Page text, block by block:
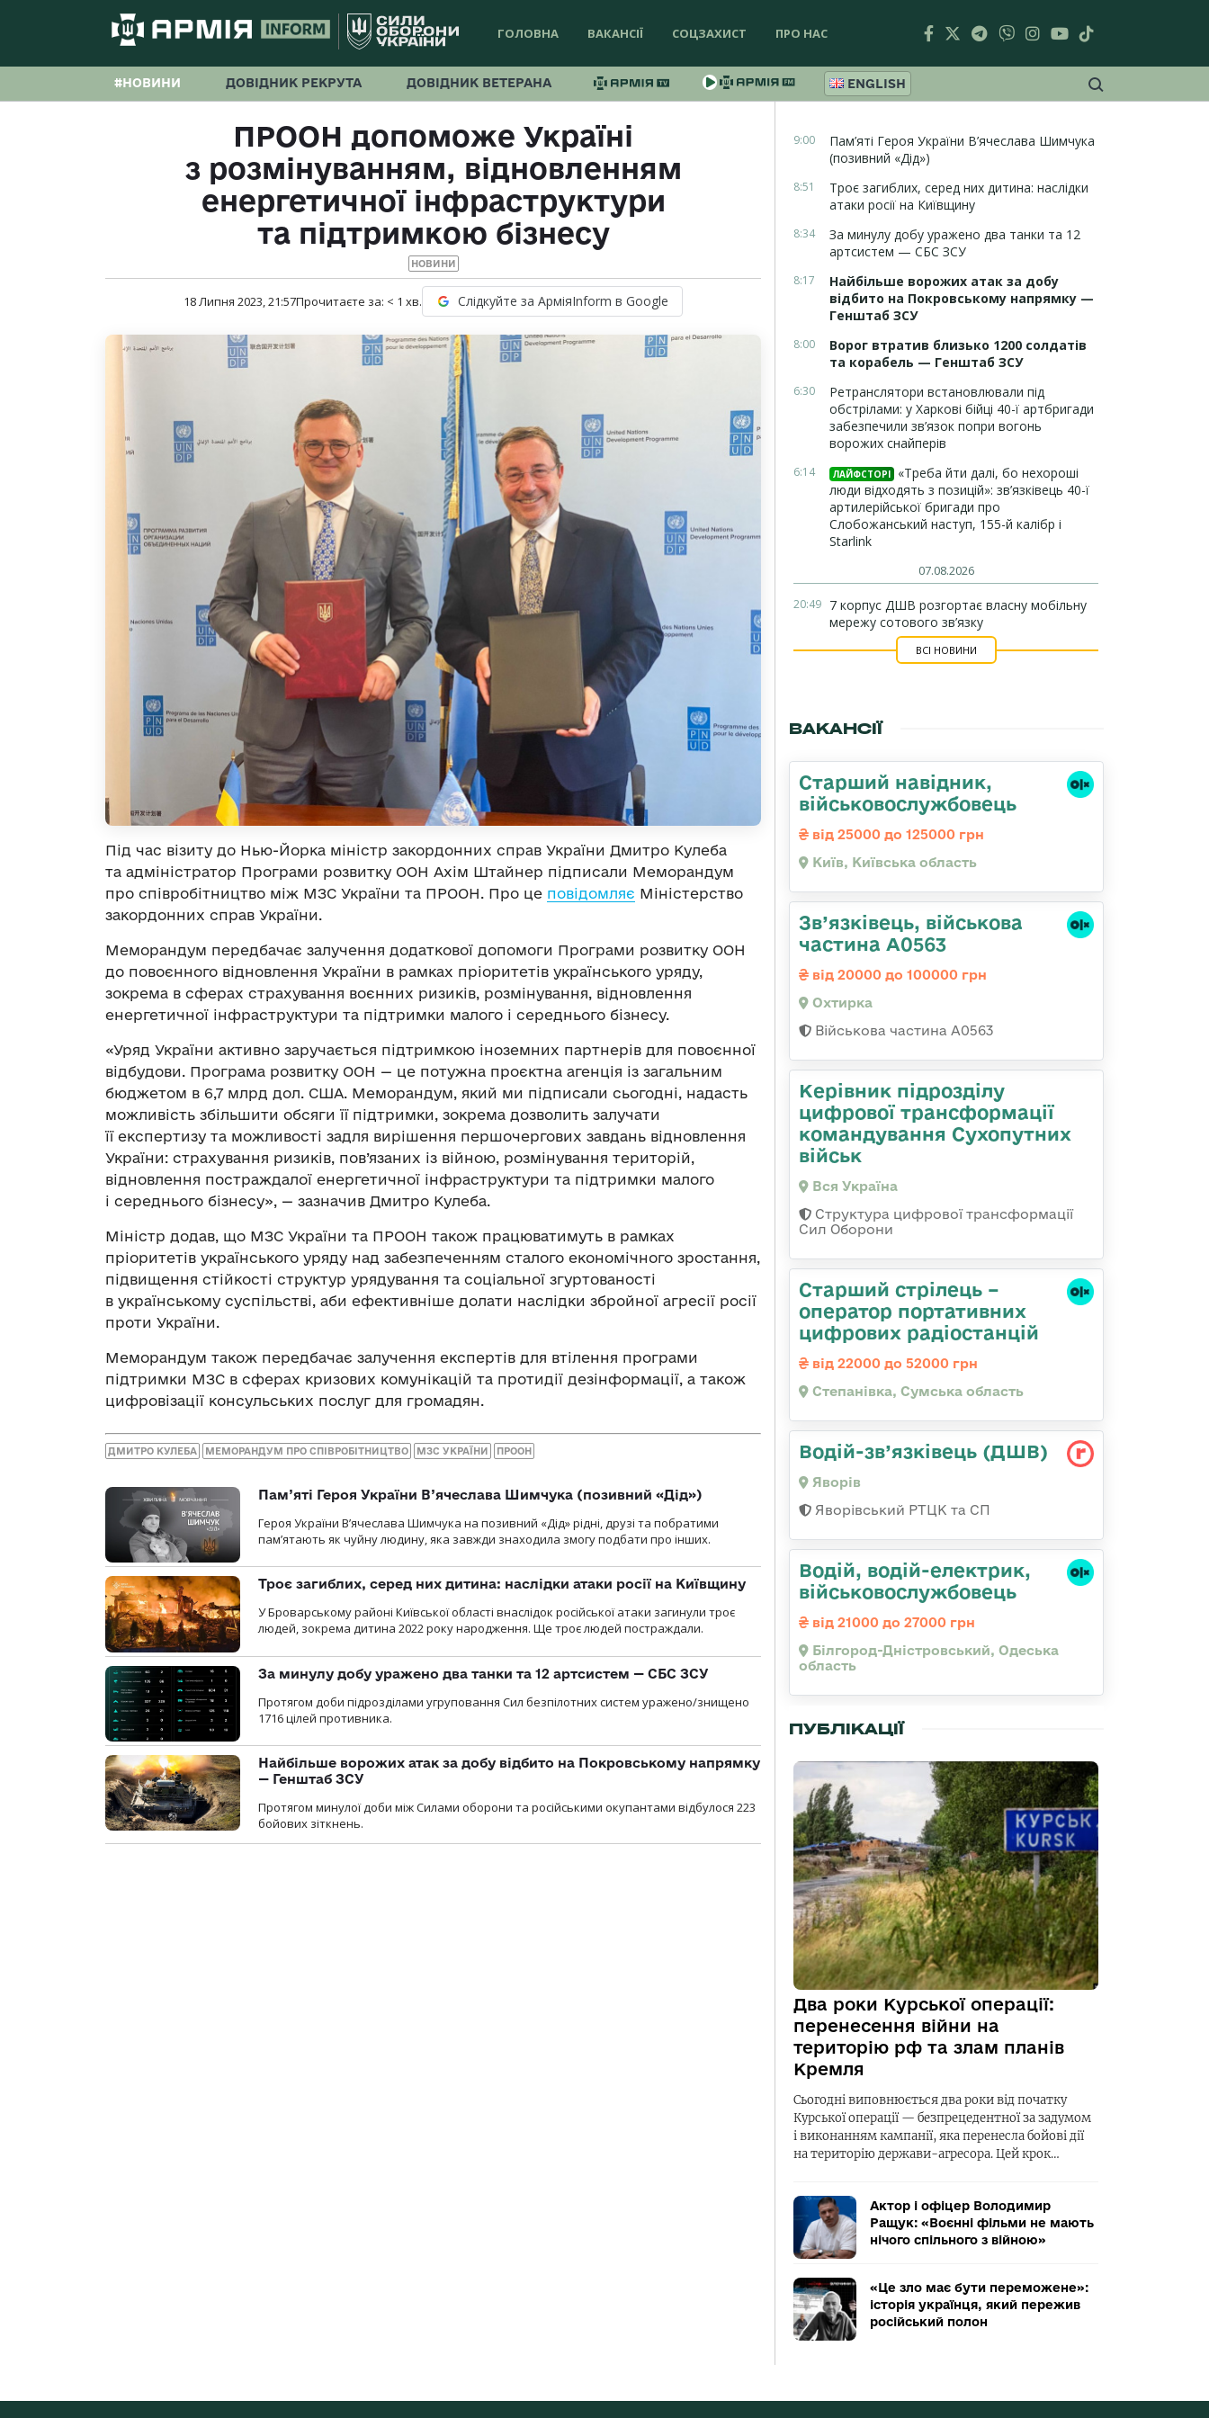
ГОЛОВНА ВАКАНСІЇ СОЦЗАХИСТ ПРО НАС
#НОВИНИ ДОВІДНИК РЕКРУТА ДОВІДНИК ВЕТЕРАНА ENGLISH
ПРООН допоможе Україні
з розмінуванням, відновленням
енергетичної інфраструктури
та підтримкою бізнесу
НОВИНИ
18 Липня 2023, 21:57Прочитаєте за: < 1 хв. Слідкуйте за АрміяInform в Google
Під час візиту до Нью-Йорка міністр закордонних справ України Дмитро Кулеба
та адміністратор Програми розвитку ООН Ахім Штайнер підписали Меморандум
про співробітництво між МЗС України та ПРООН. Про це повідомляє Міністерство
закордонних справ України.
Меморандум передбачає залучення додаткової допомоги Програми розвитку ООН
до повоєнного відновлення України в рамках пріоритетів українського уряду,
зокрема в сферах страхування воєнних ризиків, розмінування, відновлення
енергетичної інфраструктури та підтримки малого і середнього бізнесу.
«Уряд України активно заручається підтримкою іноземних партнерів для повоєнної
відбудови. Програма розвитку ООН — це потужна проєктна агенція із загальним
бюджетом в 6,7 млрд дол. США. Меморандум, який ми підписали сьогодні, надасть
можливість збільшити обсяги її підтримки, зокрема дозволить залучати
її експертизу та можливості задля вирішення першочергових завдань відновлення
України: страхування ризиків, пов’язаних із війною, розмінування територій,
відновлення постраждалої енергетичної інфраструктури та підтримки малого
і середнього бізнесу», — зазначив Дмитро Кулеба.
Міністр додав, що МЗС України та ПРООН також працюватимуть в рамках
пріоритетів українського уряду над забезпеченням сталого економічного зростання,
підвищення стійкості структур урядування та соціальної згуртованості
в українському суспільстві, аби ефективніше долати наслідки збройної агресії росії
проти України.
Меморандум також передбачає залучення експертів для втілення програми
підтримки МЗС в сферах кризових комунікацій та протидії дезінформації, а також
цифровізації консульських послуг для громадян.
ДМИТРО КУЛЕБА МЕМОРАНДУМ ПРО СПІВРОБІТНИЦТВО МЗС УКРАЇНИ ПРООН
Пам’яті Героя України В’ячеслава Шимчука (позивний «Дід»)
Героя України В’ячеслава Шимчука на позивний «Дід» рідні, друзі та побратими
пам’ятають як чуйну людину, яка завжди знаходила змогу подбати про інших.
Троє загиблих, серед них дитина: наслідки атаки росії на Київщину
У Броварському районі Київської області внаслідок російської атаки загинули троє
людей, зокрема дитина 2022 року народження. Ще троє людей постраждали.
За минулу добу уражено два танки та 12 артсистем — СБС ЗСУ
Протягом доби підрозділами угруповання Сил безпілотних систем уражено/знищено
1716 цілей противника.
Найбільше ворожих атак за добу відбито на Покровському напрямку
— Генштаб ЗСУ
Протягом минулої доби між Силами оборони та російськими окупантами відбулося 223
бойових зіткнень.
9:00
Пам’яті Героя України В’ячеслава Шимчука
(позивний «Дід»)
8:51
Троє загиблих, серед них дитина: наслідки
атаки росії на Київщину
8:34
За минулу добу уражено два танки та 12
артсистем — СБС ЗСУ
8:17
Найбільше ворожих атак за добу
відбито на Покровському напрямку —
Генштаб ЗСУ
8:00
Ворог втратив близько 1200 солдатів
та корабель — Генштаб ЗСУ
6:30
Ретранслятори встановлювали під
обстрілами: у Харкові бійці 40-ї артбригади
забезпечили зв’язок попри вогонь
ворожих снайперів
6:14 ЛАЙФСТОРІ
«Треба йти далі, бо нехороші
люди відходять з позицій»: зв’язківець 40-ї
артилерійської бригади про
Слобожанський наступ, 155-й калібр і
Starlink
07.08.2026
20:49 7 корпус ДШВ розгортає власну мобільну
мережу сотового зв’язку
ВСІ НОВИНИ
ВАКАНСІЇ
Стаpший навідник,
військовослужбовець
від 25000 до 125000 грн
Київ, Київська область
Зв’язківець, військова
частина А0563
від 20000 до 100000 грн
Охтирка
Військова частина А0563
Керівник підрозділу
цифрової трансформації
командування Сухопутних
військ
Вся Україна
Структура цифрової трансформації
Сил Оборони
Старший стрілець –
оператор портативних
цифрових радіостанцій
від 22000 до 52000 грн
Степанівка, Сумська область
Водій-зв’язківець (ДШВ)
Яворів
Яворівський РТЦК та СП
Водій, водій-електрик,
військовослужбовець
від 21000 до 27000 грн
Білгород-Дністровський, Одеська
область
ПУБЛІКАЦІЇ
Два роки Курської операції:
перенесення війни на
територію рф та злам планів
Кремля
Сьогодні виповнюється два роки від початку
Курської операції — безпрецедентної за задумом
і виконанням кампанії, яка перенесла бойові дії
на територію держави-агресора. Цей крок…
Актор і офіцер Володимир
Ращук: «Воєнні фільми не мають
нічого спільного з війною»
«Це зло має бути переможене»:
історія українця, який пережив
російський полон